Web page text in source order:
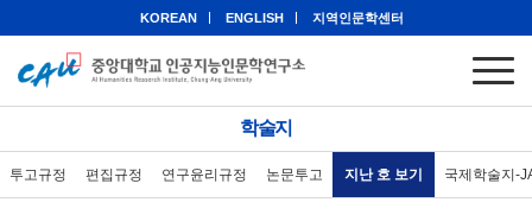
KOREAN ENGLISH 지역인문학센터
학술지
투고규정 편집규정 연구윤리규정 논문투고 지난 호 보기 국제학술지-